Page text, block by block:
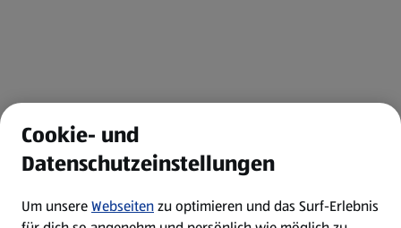
Cookie- und
Datenschutzeinstellungen
Um unsereWebseitenzu optimieren und das Surf-Erlebnis